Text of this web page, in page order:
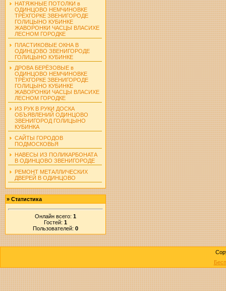
НАТЯЖНЫЕ ПОТОЛКИ в
ОДИНЦОВО НЕМЧИНОВКЕ
ТРЁХГОРКЕ ЗВЕНИГОРОДЕ
ГОЛИЦЫНО КУБИНКЕ
ЖАВОРОНКИ ЧАСЦЫ ВЛАСИХЕ
ЛЕСНОМ ГОРОДКЕ
ПЛАСТИКОВЫЕ ОКНА В
ОДИНЦОВО ЗВЕНИГОРОДЕ
ГОЛИЦЫНО КУБИНКЕ
ДРОВА БЕРЁЗОВЫЕ в
ОДИНЦОВО НЕМЧИНОВКЕ
ТРЁХГОРКЕ ЗВЕНИГОРОДЕ
ГОЛИЦЫНО КУБИНКЕ
ЖАВОРОНКИ ЧАСЦЫ ВЛАСИХЕ
ЛЕСНОМ ГОРОДКЕ
ИЗ РУК В РУКИ ДОСКА
ОБЪЯВЛЕНИЙ ОДИНЦОВО
ЗВЕНИГОРОД ГОЛИЦЫНО
КУБИНКА
САЙТЫ ГОРОДОВ
ПОДМОСКОВЬЯ
НАВЕСЫ ИЗ ПОЛИКАРБОНАТА
В ОДИНЦОВО ЗВЕНИГОРОДЕ
РЕМОНТ МЕТАЛЛИЧЕСКИХ
ДВЕРЕЙ В ОДИНЦОВО
» Статистика
Онлайн всего: 1
Гостей: 1
Пользователей: 0